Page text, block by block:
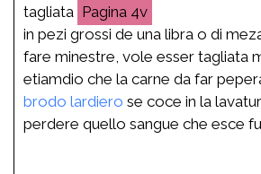
tagliata
4v
in pezi grossi de una libra o di
fare minestre, vole esser tagliata
etiamdio che la carne da far
brodo lardiero se coce in la
perdere quello sangue che esce